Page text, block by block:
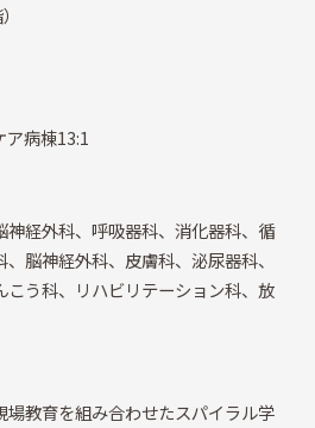
病棟13:1
神経外科、呼吸器科、消化器科、循
脳神経外科、皮膚科、泌尿器科、
こう科、リハビリテーション科、放
場教育を組み合わせたスパイラル学